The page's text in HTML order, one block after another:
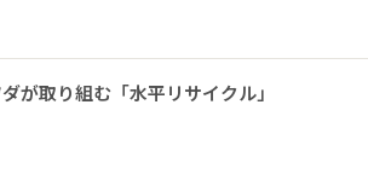
取り組む「水平リサイクル」